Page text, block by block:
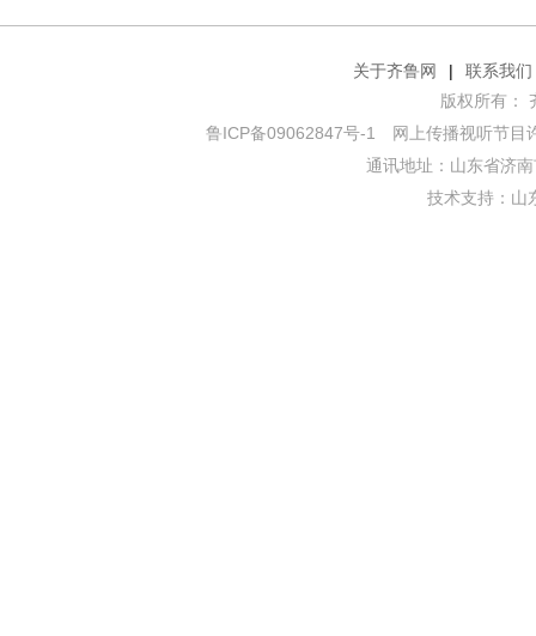
关于齐鲁网 |
联系我们
版权所有：
鲁ICP备09062847号-1
网上传播视听节目
通讯地址：山东省济
技术支持： 山